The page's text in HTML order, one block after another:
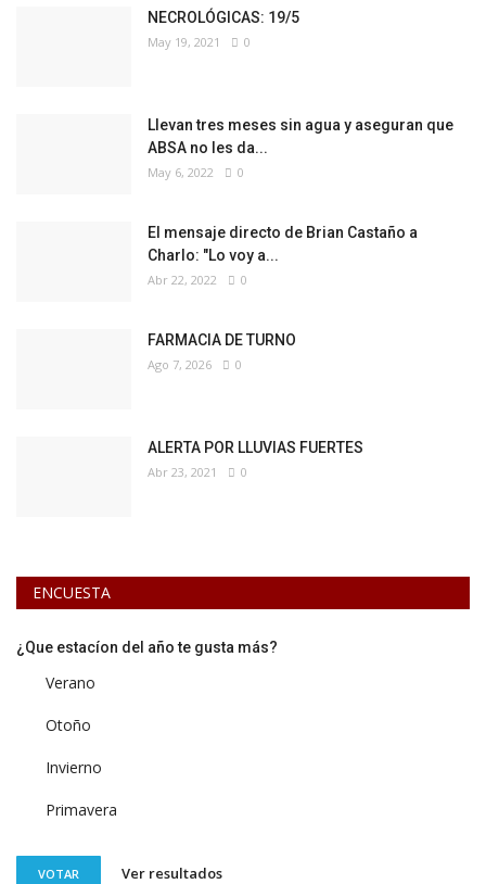
NECROLÓGICAS: 19/5
May 19, 2021 0
Llevan tres meses sin agua y aseguran que
ABSA no les da...
May 6, 2022 0
El mensaje directo de Brian Castaño a
Charlo: "Lo voy a...
Abr 22, 2022 0
FARMACIA DE TURNO
Ago 7, 2026 0
ALERTA POR LLUVIAS FUERTES
Abr 23, 2021 0
ENCUESTA
¿Que estacíon del año te gusta más?
Verano
Otoño
Invierno
Primavera
VOTAR Ver resultados